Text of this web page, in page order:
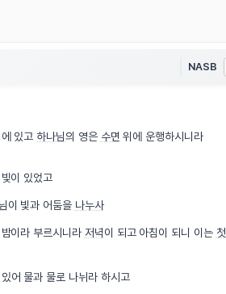
NASB
있고하나님의 영은 수면 위에 운행하시니라
이 있었고
이 빛과 어둠을 나누사
이라 부르시니라 저녁이 되고 아침이 되니 이는 첫
어 물과 물로 나뉘라 하시고